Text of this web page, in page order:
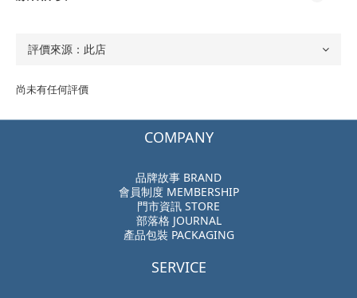
尚未有任何評價
COMPANY
品牌故事 BRAND
會員制度 MEMBERSHIP
門市資訊 STORE
部落格 JOURNAL
產品包裝 PACKAGING
SERVICE